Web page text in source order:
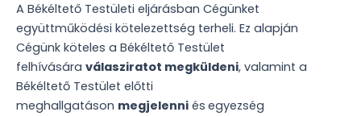
A Békéltető Testületi eljárásban Cégünket
együttműködési kötelezettség terheli. Ez alapján
Cégünk köteles a Békéltető Testület
felhívására válasziratot megküldeni, valamint a
Békéltető Testület előtti
meghallgatáson megjelenni és egyezség